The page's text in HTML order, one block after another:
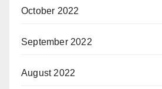
October 2022
September 2022
August 2022